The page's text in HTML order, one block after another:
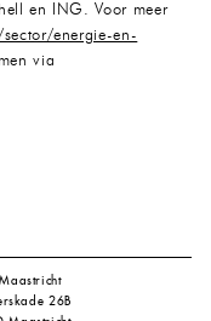
en ING. Voor meer
energie-en-
via
26B